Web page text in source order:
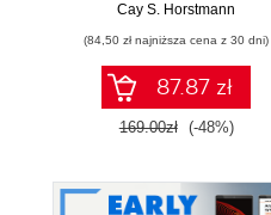
Cay S. Horstmann
(84,50 zł najniższa cena z 30 dni)
87.87 zł
169.00zł (-48%)